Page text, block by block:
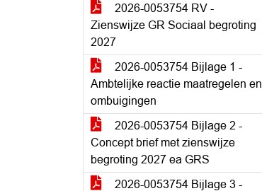
2026-0053754 RV -
Zienswijze GR Sociaal begroting
2027
2026-0053754 Bijlage 1 -
Ambtelijke reactie maatregelen en
ombuigingen
2026-0053754 Bijlage 2 -
Concept brief met zienswijze
begroting 2027 ea GRS
2026-0053754 Bijlage 3 -